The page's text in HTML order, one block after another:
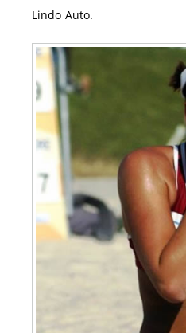
Lindo Auto.